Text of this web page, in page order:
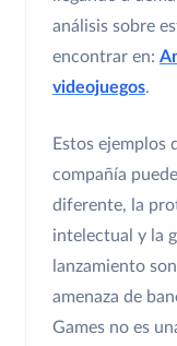
análisis sobre
encontrar en:
videojuegos.
Estos ejemplos
compañía
diferente, la
intelectual y la
lanzamiento
amenaza de
Games no es